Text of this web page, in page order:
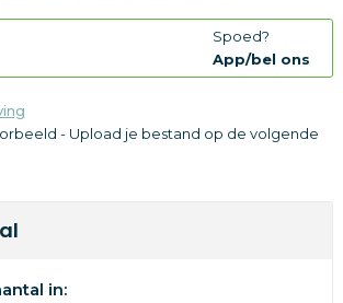
Spoed?
App/bel ons
- Upload je bestand op de volgende
in: